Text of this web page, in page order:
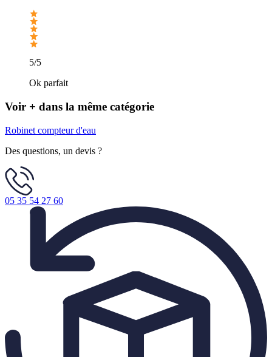
5/5
Ok parfait
Voir + dans la même catégorie
Robinet compteur d'eau
Des questions, un devis ?
05 35 54 27 60